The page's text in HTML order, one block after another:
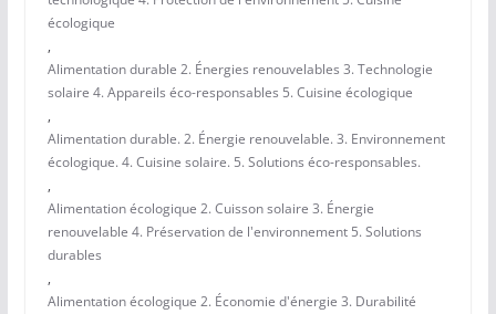
écologique
,
Alimentation durable 2. Énergies renouvelables 3. Technologie
solaire 4. Appareils éco-responsables 5. Cuisine écologique
,
Alimentation durable. 2. Énergie renouvelable. 3. Environnement
écologique. 4. Cuisine solaire. 5. Solutions éco-responsables.
,
Alimentation écologique 2. Cuisson solaire 3. Énergie
renouvelable 4. Préservation de l'environnement 5. Solutions
durables
,
Alimentation écologique 2. Économie d'énergie 3. Durabilité